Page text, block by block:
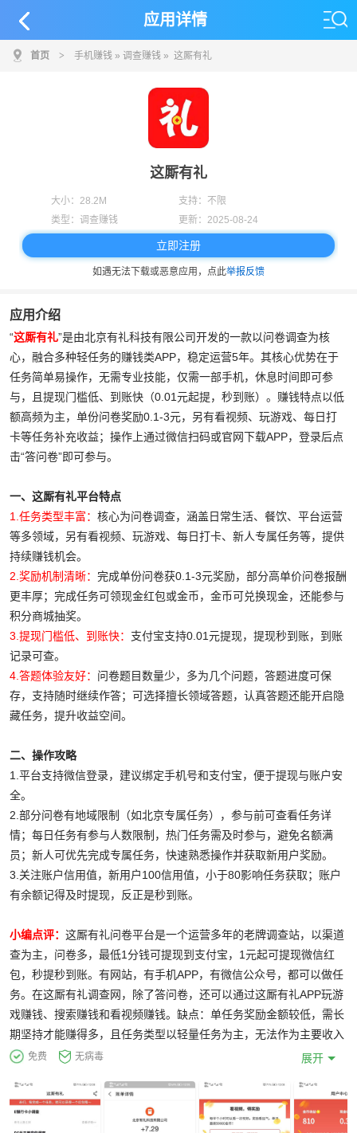
应用详情
首页 > 手机赚钱 » 调查赚钱 » 这厮有礼
这厮有礼
大小： 28.2M 支持： 不限
类型： 调查赚钱 更新： 2025-08-24
立即注册
如遇无法下载或恶意应用，点此举报反馈
应用介绍
“这厮有礼”是由北京有礼科技有限公司开发的一款以问卷调查为核
心，融合多种轻任务的赚钱类APP，稳定运营5年。其核心优势在于
任务简单易操作，无需专业技能，仅需一部手机，休息时间即可参
与，且提现门槛低、到账快（0.01元起提，秒到账）。赚钱特点以低
额高频为主，单份问卷奖励0.1-3元，另有看视频、玩游戏、每日打
卡等任务补充收益；操作上通过微信扫码或官网下载APP，登录后点
击“答问卷”即可参与。
一、这厮有礼平台特点
1.任务类型丰富： 核心为问卷调查，涵盖日常生活、餐饮、平台运营
等多领域，另有看视频、玩游戏、每日打卡、新人专属任务等，提供
持续赚钱机会。
2.奖励机制清晰： 完成单份问卷获0.1-3元奖励，部分高单价问卷报酬
更丰厚；完成任务可领现金红包或金币，金币可兑换现金，还能参与
积分商城抽奖。
3.提现门槛低、到账快： 支付宝支持0.01元提现，提现秒到账，到账
记录可查。
4.答题体验友好： 问卷题目数量少，多为几个问题，答题进度可保
存，支持随时继续作答；可选择擅长领域答题，认真答题还能开启隐
藏任务，提升收益空间。
二、操作攻略
1.平台支持微信登录，建议绑定手机号和支付宝，便于提现与账户安
全。
2.部分问卷有地域限制（如北京专属任务），参与前可查看任务详
情；每日任务有参与人数限制，热门任务需及时参与，避免名额满
员；新人可优先完成专属任务，快速熟悉操作并获取新用户奖励。
3.关注账户信用值，新用户100信用值，小于80影响任务获取；账户
有余额记得及时提现，反正是秒到账。
小编点评： 这厮有礼问卷平台是一个运营多年的老牌调查站，以渠道
查为主，问卷多，最低1分钱可提现到支付宝，1元起可提现微信红
包，秒提秒到账。有网站，有手机APP，有微信公众号，都可以做任
务。在这厮有礼调查网，除了答问卷，还可以通过这厮有礼APP玩游
戏赚钱、搜索赚钱和看视频赚钱。缺点：单任务奖励金额较低，需长
期坚持才能赚得多，且任务类型以轻量任务为主，无法作为主要收入
来源，主要就是赚个零花钱。
免费 无病毒 展开